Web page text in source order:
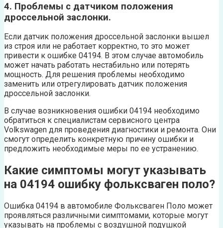
4. Проблемы с датчиком положения
дроссельной заслонки.
Если датчик положения дроссельной заслонки вышел
из строя или не работает корректно, то это может
привести к ошибке 04194. В этом случае автомобиль
может начать работать нестабильно или потерять
мощность. Для решения проблемы необходимо
заменить или отрегулировать датчик положения
дроссельной заслонки.
В случае возникновения ошибки 04194 необходимо
обратиться к специалистам сервисного центра
Volkswagen для проведения диагностики и ремонта. Они
смогут определить конкретную причину ошибки и
предложить необходимые меры по ее устранению.
Какие симптомы могут указывать
на 04194 ошибку фольксваген поло?
Ошибка 04194 в автомобиле Фольксваген Поло может
проявляться различными симптомами, которые могут
указывать на проблемы с воздушной подушкой